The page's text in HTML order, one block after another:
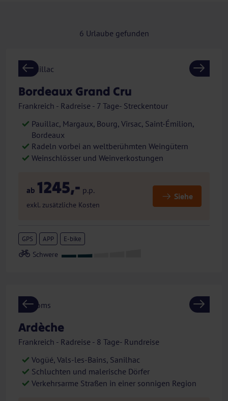
6 Urlaube gefunden
Previous Next
Bordeaux Grand Cru
Frankreich - Radreise - 7 Tage- Streckentour
Pauillac, Margaux, Bourg, Virsac, Saint-Émilion,
Bordeaux
Radeln vorbei an weltberühmten Weingütern
Weinschlösser und Weinverkostungen
ab 1245,- p.p.
exkl. zusätzliche Kosten
Siehe
GPS APP E-bike
Previous Next
Ardèche
Frankreich - Radreise - 8 Tage- Rundreise
Vogüé, Vals-les-Bains, Sanilhac
Schluchten und malerische Dörfer
Verkehrsarme Straßen in einer sonnigen Region